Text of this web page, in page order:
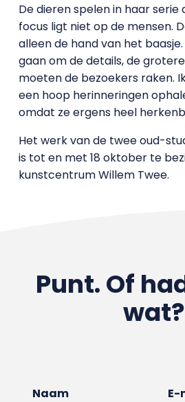
De dieren spelen in haar serie
focus ligt niet op de mensen.
alleen de hand van het baasje.
gaan om de details, de
moeten de bezoekers raken.
een hoop herinneringen
omdat ze ergens heel
Het werk van de twee oud-
is tot en met 18 oktober te
kunstcentrum Willem Twee.
Punt. Of
wat?
Naam E-